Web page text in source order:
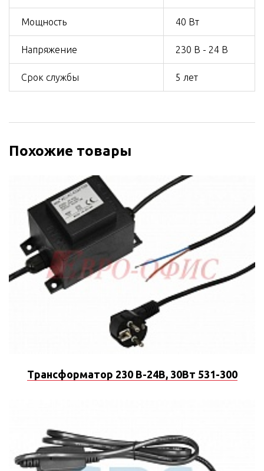
Мощность 40 Вт
Напряжение 230 В - 24 В
Срок службы 5 лет
Похожие товары
Трансформатор 230 В-24В, 30Вт 531-300